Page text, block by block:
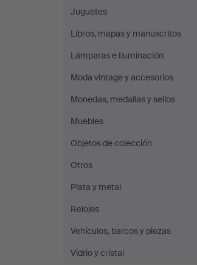
Juguetes
Libros, mapas y manuscritos
Lámparas e Iluminación
Moda vintage y accesorios
Monedas, medallas y sellos
Muebles
Objetos de colección
Otros
Plata y metal
Relojes
Vehículos, barcos y piezas
Vidrio y cristal